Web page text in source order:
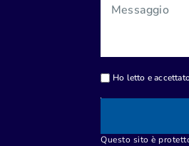
Ho letto e
Questo sito è